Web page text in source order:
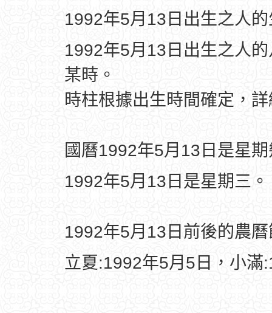
1992年5月13日出生之人
1992年5月13日出生之人
某時。
時柱根據出生時間確定，
國曆1992年5月13日是星
1992年5月13日是星期三。
1992年5月13日前後的農
立夏:1992年5月5日，小滿